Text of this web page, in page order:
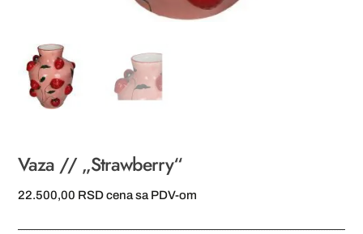
Vaza // „Strawberry“
22.500,00 RSD cena sa PDV-om